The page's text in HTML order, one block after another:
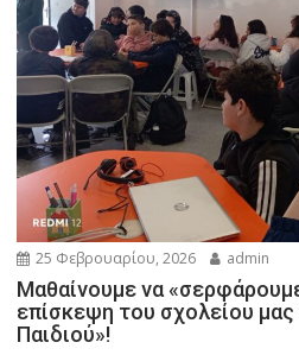
25 Φεβρουαρίου, 2026 admin
Μαθαίνουμε να
επίσκεψη του σχολείου
Παιδιού»!